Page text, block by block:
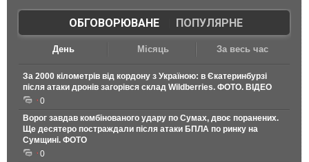
ОБГОВОРЮВАНЕ| ПОПУЛЯРНЕ
День Місяць За весь час
За 2000 кілометрів від кордону з Україною: в Єкатеринбурзі
після атаки дронів загорівся склад Wildberries. ФОТО. ВІДЕО
0
Ворог завдав комбінованого удару по Сумах, двоє поранених.
Ще десятеро постраждали після атаки БПЛА по ринку на
Сумщині. ФОТО
0